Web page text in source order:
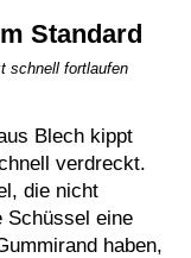
Standard
schnell fortlaufen
Blech kippt
verdreckt.
die nicht
Schüssel eine
haben,